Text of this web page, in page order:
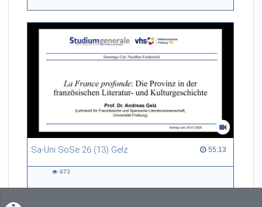
Sa-Uni SoSe 26 (13) Gelz 55:13
55:13 duration
973